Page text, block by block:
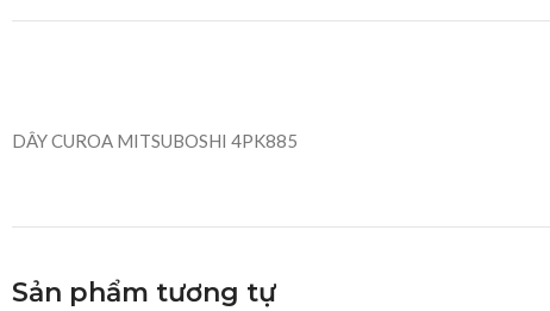
DÂY CUROA MITSUBOSHI 4PK885
Sản phẩm tương tự